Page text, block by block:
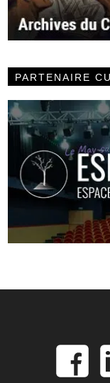
PARTENAIRE